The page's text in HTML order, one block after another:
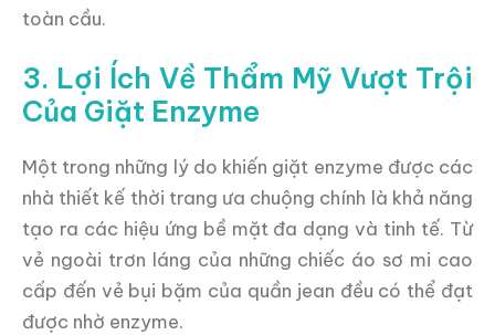
toàn cầu.
3. Lợi Ích Về Thẩm Mỹ Vượt Trội
Của Giặt Enzyme
Một trong những lý do khiến giặt enzyme được các
nhà thiết kế thời trang ưa chuộng chính là khả năng
tạo ra các hiệu ứng bề mặt đa dạng và tinh tế. Từ
vẻ ngoài trơn láng của những chiếc áo sơ mi cao
cấp đến vẻ bụi bặm của quần jean đều có thể đạt
được nhờ enzyme.